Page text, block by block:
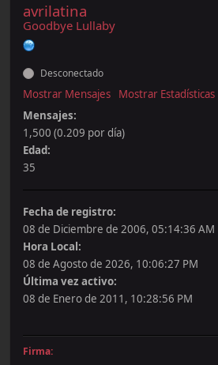
avrilatina
Goodbye Lullaby
Desconectado
Mostrar Mensajes
Mostrar Estadísticas
Mensajes:
1,500 (0.209 por día)
Edad:
35
Fecha de registro:
08 de Diciembre de 2006, 05:14:36 AM
Hora Local:
08 de Agosto de 2026, 10:06:27 PM
Última vez activo:
08 de Enero de 2011, 10:28:56 PM
Firma: